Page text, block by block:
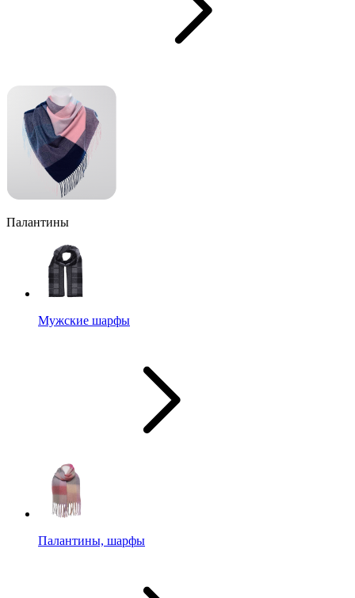
Палантины
Мужские шарфы
Палантины, шарфы